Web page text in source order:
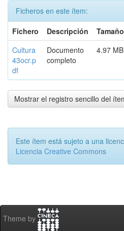
Ficheros en este ítem:
Fichero
Descripción Tamaño
Cultura
43ocr.p
df
Documento
completo
4.97 MB
Mostrar el registro sencillo del
Este ítem está sujeto a una
Licencia Creative Commons
Theme by